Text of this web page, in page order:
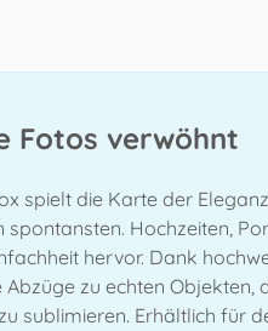
Fotos verwöhnt
spielt die Karte der
Hochzeiten,
hervor. Dank
zu echten
sublimieren. Erhältlich für